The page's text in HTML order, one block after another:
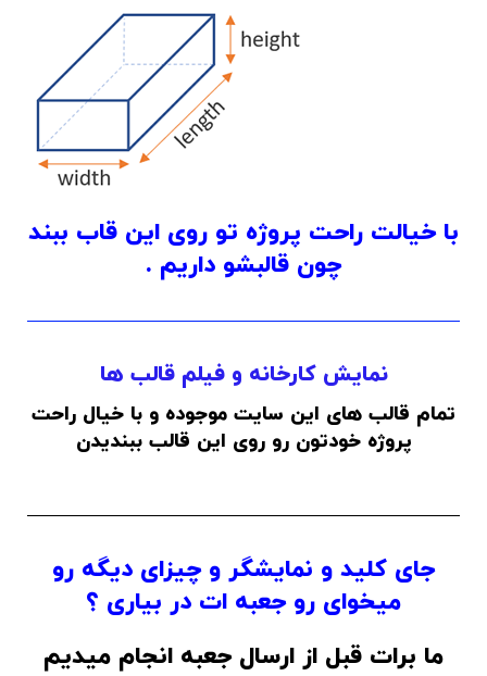
با خیالت راحت پروژه تو روی این قاب ببند
چون قالبشو داریم .
نمایش کارخانه و فیلم قالب ها
تمام قالب های این سایت موجوده و با خیال راحت
پروژه خودتون رو روی این قالب ببندیدن
جای کلید و نمایشگر و چیزای دیگه رو
میخوای رو جعبه ات در بیاری ؟
ما برات قبل از ارسال جعبه انجام میدیم